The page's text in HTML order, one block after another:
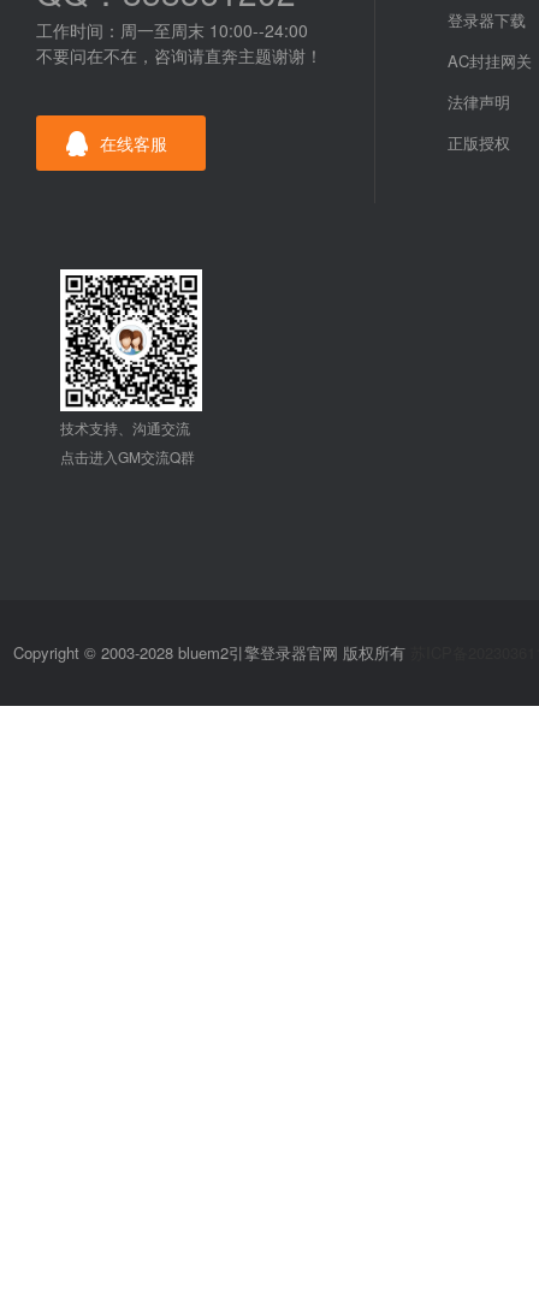
工作时间：周一至周末 10:00--24:00
不要问在不在，咨询请直奔主题谢谢！
在线客服
登录器下载
AC封挂网关
法律声明
正版授权
技术支持、沟通交流
点击进入GM交流Q群
Copyright © 2003-2028 bluem2引擎登录器官网 版权所有